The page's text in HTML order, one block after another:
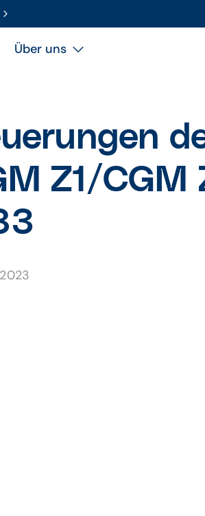
Über uns
Z1/CGM